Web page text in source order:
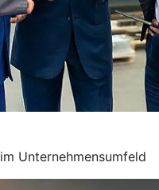
Unternehmensumfeld